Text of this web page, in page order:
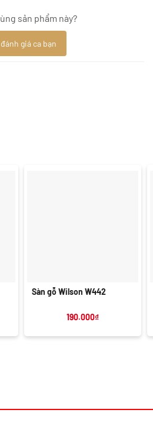
sản phẩm này?
giá ca bạn
Sàn gỗ Wilson W442
190.000₫